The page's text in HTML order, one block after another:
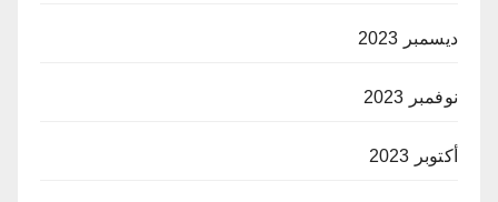
ديسمبر 2023
نوفمبر 2023
أكتوبر 2023